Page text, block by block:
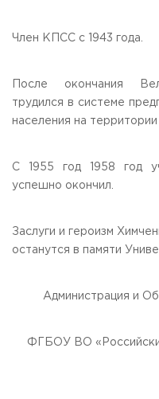
Член КПСС с 1943 года.
После окончания
трудился в системе
населения на
С 1955 год 1958 год
успешно окончил.
Заслуги и героизм
останутся в памяти
Администрация и
ФГБОУ ВО